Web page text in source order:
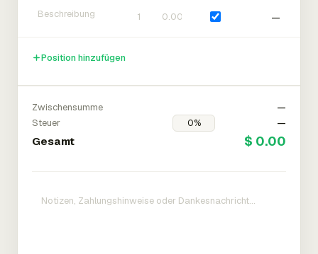
—
Position hinzufügen
Zwischensumme
—
Steuer
—
Gesamt $ 0.00